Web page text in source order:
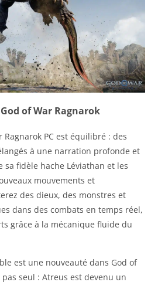
of War Ragnarok
Ragnarok PC est équilibré : des
à une narration profonde et
fidèle hache Léviathan et les
mouvements et
des dieux, des monstres et
dans des combats en temps réel,
grâce à la mécanique fluide du
est une nouveauté dans God of
pas seul : Atreus est devenu un